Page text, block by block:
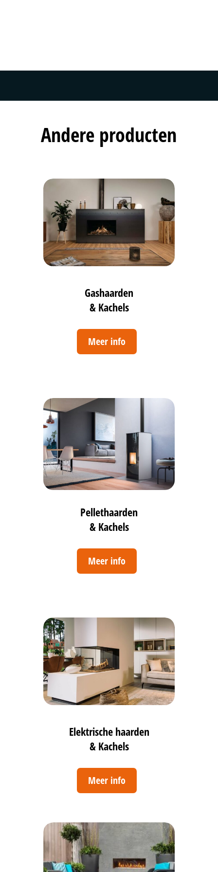
Andere producten
Gashaarden
& Kachels
Meer info
Pellethaarden
& Kachels
Meer info
Elektrische haarden
& Kachels
Meer info